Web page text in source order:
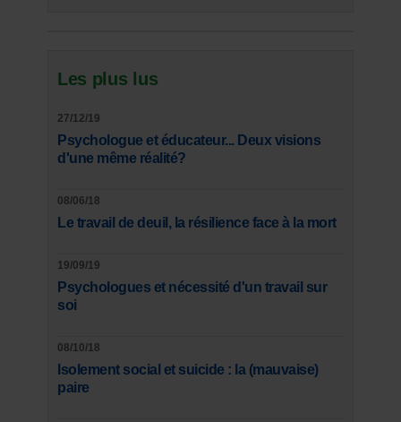
Les plus lus
27/12/19
Psychologue et éducateur... Deux visions
d'une même réalité?
08/06/18
Le travail de deuil, la résilience face à la mort
19/09/19
Psychologues et nécessité d'un travail sur
soi
08/10/18
Isolement social et suicide : la (mauvaise)
paire